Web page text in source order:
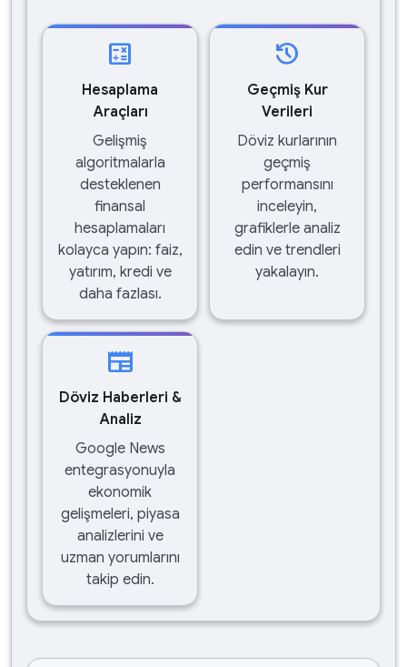
calculate
Hesaplama
Araçları
Gelişmiş
algoritmalarla
desteklenen
finansal
hesaplamaları
kolayca yapın: faiz,
yatırım, kredi ve
daha fazlası.
history
Geçmiş Kur
Verileri
Döviz kurlarının
geçmiş
performansını
inceleyin,
grafiklerle analiz
edin ve trendleri
yakalayın.
newspaper
Döviz Haberleri &
Analiz
Google News
entegrasyonuyla
ekonomik
gelişmeleri, piyasa
analizlerini ve
uzman yorumlarını
takip edin.